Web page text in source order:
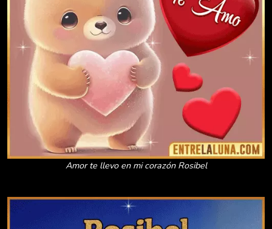
Amor te llevo en mi corazón Rosibel